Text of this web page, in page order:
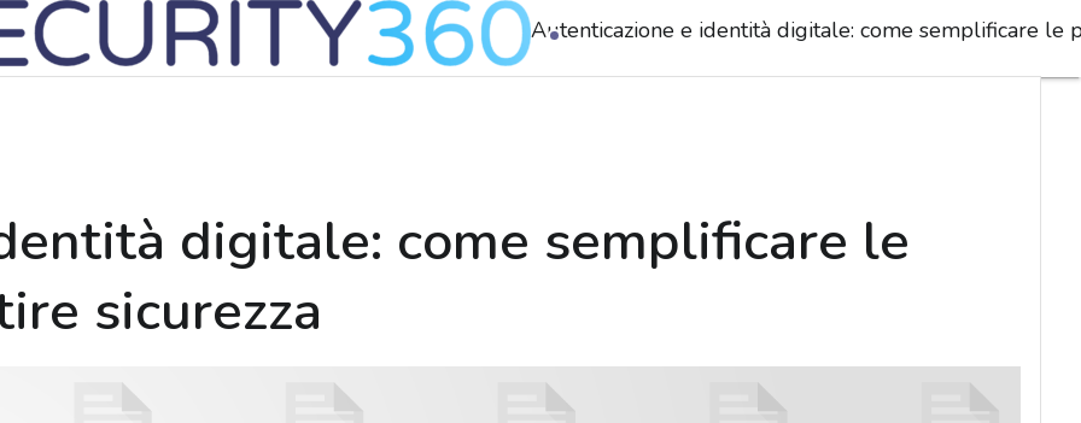
Autenticazione e identità digitale: come semplificare le
digitale: come semplificare le
sicurezza